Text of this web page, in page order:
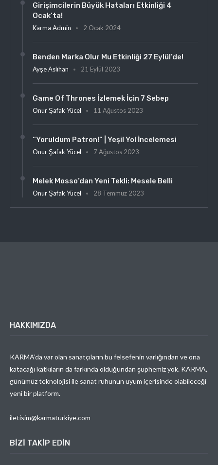
Girişimcilerin Büyük Hataları Etkinliği 4
Ocak’ta!
Karma Admin 2 Ocak 2024
Benden Marka Olur Mu Etkinliği 27 Eylül’de!
Ayşe Aslıhan 21 Eylül 2023
Game Of Thrones İzlemek İçin 7 Sebep
Onur Şafak Yücel 11 Ağustos 2023
“Yoruldum Patron!” | Yeşil Yol İncelemesi
Onur Şafak Yücel 7 Ağustos 2023
Melek Mosso’dan Yeni Tekli: Mesele Belli
Onur Şafak Yücel 28 Temmuz 2023
HAKKIMIZDA
KARMA’da var olan sanatçıların bu felsefenin varlığından ve ona
katacağı katkıların da farkında olduğundan şüphemiz yok. KARMA,
günümüz teknolojisi ile sanat ruhunun uyum içerisinde olabileceği
yeni bir platform.
iletisim@karmaturkiye.com
BIZI TAKIP EDIN